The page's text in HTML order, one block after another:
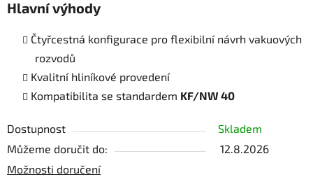
Hlavní výhody
Čtyřcestná konfigurace pro flexibilní návrh vakuových
rozvodů
Kvalitní hliníkové provedení
Kompatibilita se standardem KF/NW 40
Dostupnost
Skladem
Můžeme doručit do:
12.8.2026
Možnosti doručení